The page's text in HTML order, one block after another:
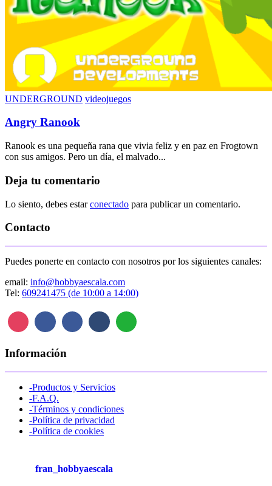
UNDERGROUND videojuegos
Angry Ranook
Ranook es una pequeña rana que vivia feliz y en paz en Frogtown
con sus amigos. Pero un día, el malvado...
Deja tu comentario
Lo siento, debes estarconectado para publicar un comentario.
Contacto
Puedes ponerte en contacto con nosotros por los siguientes canales:
email: info@hobbyaescala.com
Tel: 609241475 (de 10:00 a 14:00)
Información
-Productos y Servicios
-F.A.Q.
-Términos y condiciones
-Política de privacidad
-Política de cookies
fran_hobbyaescala